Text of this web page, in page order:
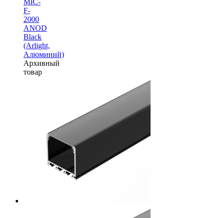
F-
2000
ANOD
Black
(Arlight,
Алюминий)
Архивный
товар